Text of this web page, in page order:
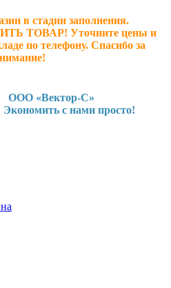
в стадии заполнения.
ТОВАР! Уточните цены и
по телефону. Спасибо за
«Вектор-С»
с нами просто!